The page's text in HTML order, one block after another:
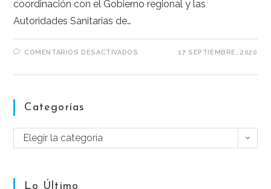
coordinación con el Gobierno regional y las
Autoridades Sanitarias de…
COMENTARIOS DESACTIVADOS 17 SEPTIEMBRE, 2020
Categorías
Elegir la categoría
Lo Último